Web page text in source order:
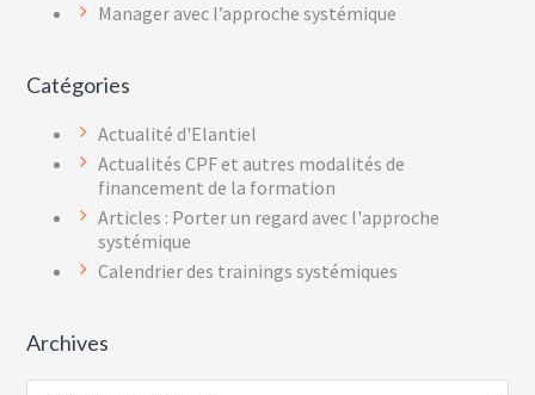
Manager avec l’approche systémique
Catégories
Actualité d'Elantiel
Actualités CPF et autres modalités de
financement de la formation
Articles : Porter un regard avec l'approche
systémique
Calendrier des trainings systémiques
Archives
Archives